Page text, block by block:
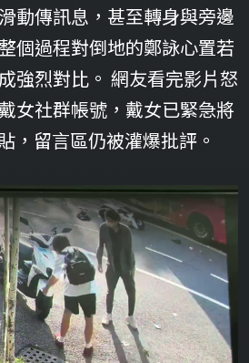
動傳訊息，甚至轉身與旁邊
個過程對倒地的鄭詠心置若
強烈對比。 網友看完影片怒
女社群帳號，戴女已緊急將
，留言區仍被灌爆批評。